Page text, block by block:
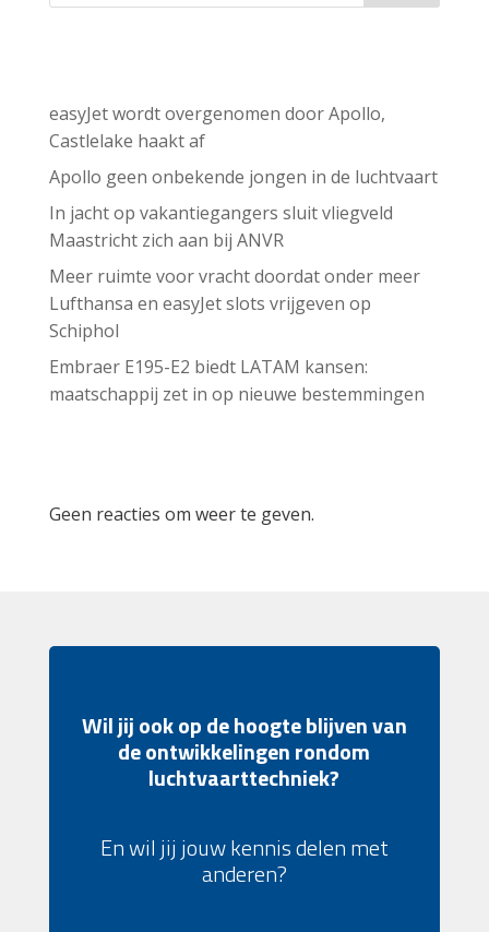
easyJet wordt overgenomen door Apollo,
Castlelake haakt af
Apollo geen onbekende jongen in de luchtvaart
In jacht op vakantiegangers sluit vliegveld
Maastricht zich aan bij ANVR
Meer ruimte voor vracht doordat onder meer
Lufthansa en easyJet slots vrijgeven op
Schiphol
Embraer E195-E2 biedt LATAM kansen:
maatschappij zet in op nieuwe bestemmingen
Geen reacties om weer te geven.
Wil jij ook op de hoogte blijven van
de ontwikkelingen rondom
luchtvaarttechniek?
En wil jij jouw kennis delen met
anderen?